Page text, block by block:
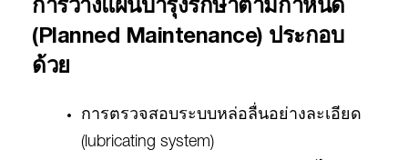
การวางแผนบำรุงรักษาตามกำหนด
(Planned Maintenance) ประกอบ
ด้วย
การตรวจสอบระบบหล่อลื่นอย่างละเอียด
(lubricating system)